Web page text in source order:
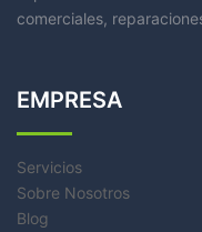
comerciales,
EMPRESA
Servicios
Sobre Nosotros
Blog